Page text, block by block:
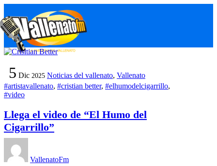
to
content
5 Dic 2025 Noticias del vallenato, Vallenato
#artistavallenato, #cristian better, #elhumodelcigarrillo,
#video
Llega el video de “El Humo del
Cigarrillo”
VallenatoFm